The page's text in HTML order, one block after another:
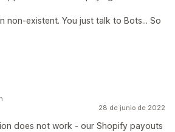
non-existent. You just talk to Bots... So
28 de junio de 2022
does not work - our Shopify payouts